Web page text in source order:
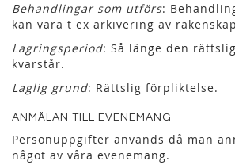
Behandlingar som utförs:
kan vara t ex arkivering av
Lagringsperiod: Så länge den
kvarstår.
Laglig grund: Rättslig förpliktelse.
ANMÄLAN TILL EVENEMANG
Personuppgifter används då man
något av våra evenemang.